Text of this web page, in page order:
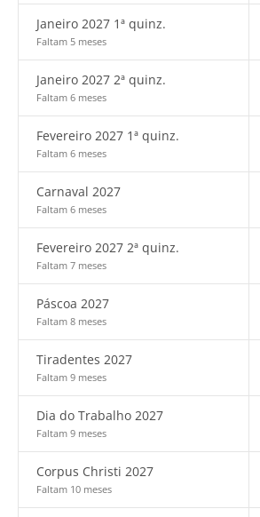
Janeiro 2027 1ª quinz.
Faltam 5 meses
Janeiro 2027 2ª quinz.
Faltam 6 meses
Fevereiro 2027 1ª quinz.
Faltam 6 meses
Carnaval 2027
Faltam 6 meses
Fevereiro 2027 2ª quinz.
Faltam 7 meses
Páscoa 2027
Faltam 8 meses
Tiradentes 2027
Faltam 9 meses
Dia do Trabalho 2027
Faltam 9 meses
Corpus Christi 2027
Faltam 10 meses